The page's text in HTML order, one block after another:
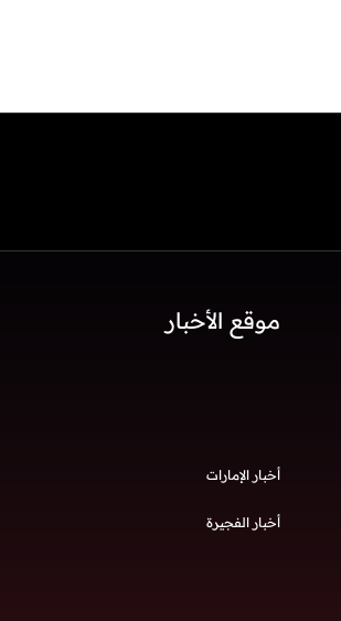
موقع الأخبار
أخبار الإمارات
أخبار الفجيرة